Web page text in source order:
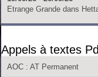
Etrange Grande dans
Appels à textes
AOC : AT Permanent